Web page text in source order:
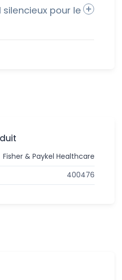
pour le
Fisher & Paykel Healthcare
400476